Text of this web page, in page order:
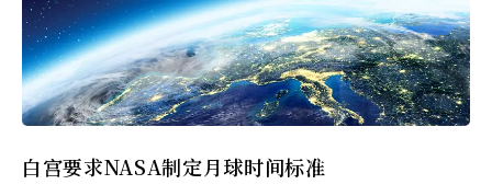
白宫要求NASA制定月球时间标准